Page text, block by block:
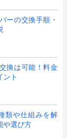
ーの交換手順・
換は可能！料金
ント
類や仕組みを解
や選び方